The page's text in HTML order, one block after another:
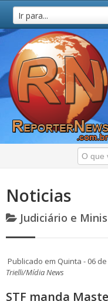
Ir para...
Noticias
Judiciário e
Publicado em Quinta - 06
Trielli/Mídia News
STF manda